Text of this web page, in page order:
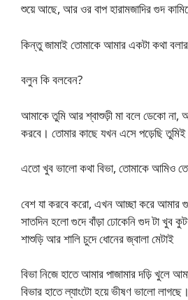
শুয়ে আছে, আর ওর বাপ হারামজাদির গুদ
কিন্তু জামাই তোমাকে আমার একটা কথা
বলুন কি বলবেন?
আমাকে তুমি আর শ্বাশুড়ী মা বলে ডেকো না,
করবে। তোমার কাছে যখন এসে পড়েছি
এতো খুব ভালো কথা বিভা, তোমাকে আমিও
বেশ যা করবে করো, এখন আচ্ছা করে আমার
সাতদিন হলো গুদে বাঁড়া ঢোকেনি গুদ টা খুব
শাশুড়ি আর শালি চুদে ধোনের জ্বালা মেটাই
বিভা নিজে হাতে আমার পাজামার দড়ি খুলে
বিভার হাতে ল্যাংটো হয়ে ভীষণ ভালো